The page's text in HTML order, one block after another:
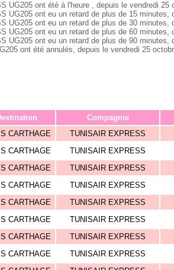
UG205 ont été à l'heure , depuis le vendredi 25
UG205 ont eu un retard de plus de 15 minutes,
UG205 ont eu un retard de plus de 30 minutes,
UG205 ont eu un retard de plus de 60 minutes,
UG205 ont eu un retard de plus de 90 minutes,
ont été annulés, depuis le vendredi 25
Compagnie
CARTHAGE TUNISAIR EXPRESS
CARTHAGE TUNISAIR EXPRESS
CARTHAGE TUNISAIR EXPRESS
CARTHAGE TUNISAIR EXPRESS
CARTHAGE TUNISAIR EXPRESS
CARTHAGE TUNISAIR EXPRESS
CARTHAGE TUNISAIR EXPRESS
CARTHAGE TUNISAIR EXPRESS